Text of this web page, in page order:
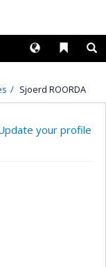
Liens
Langues
Sjoerd ROORDA
your profile